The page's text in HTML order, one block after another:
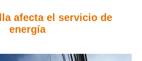
afecta el servicio de
energía